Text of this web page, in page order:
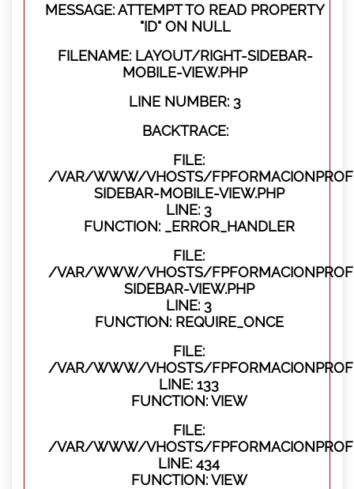
MESSAGE: ATTEMPT TO READ PROPERTY
"ID" ON NULL
FILENAME: LAYOUT/RIGHT-SIDEBAR-
MOBILE-VIEW.PHP
LINE NUMBER: 3
BACKTRACE:
FILE:
/VAR/WWW/VHOSTS/
SIDEBAR-MOBILE-VIEW.PHP
LINE: 3
FUNCTION: _ERROR_HANDLER
FILE:
/VAR/WWW/VHOSTS/
SIDEBAR-VIEW.PHP
LINE: 3
FUNCTION: REQUIRE_ONCE
FILE:
/VAR/WWW/VHOSTS/
LINE: 133
FUNCTION: VIEW
FILE:
/VAR/WWW/VHOSTS/
LINE: 434
FUNCTION: VIEW